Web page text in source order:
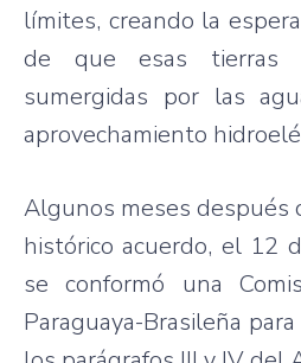
límites, creando la
de que esas tierras
sumergidas por las
aprovechamiento
Algunos meses después
histórico acuerdo, el 12
se conformó una
Paraguaya-Brasileña